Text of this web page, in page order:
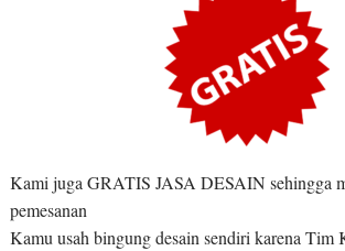
Kami juga GRATIS JASA DESAIN sehingga
pemesanan
Kamu usah bingung desain sendiri karena Tim